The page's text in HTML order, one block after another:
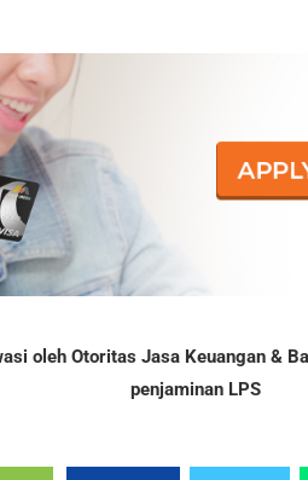
oleh Otoritas Jasa Keuangan &
penjaminan LPS